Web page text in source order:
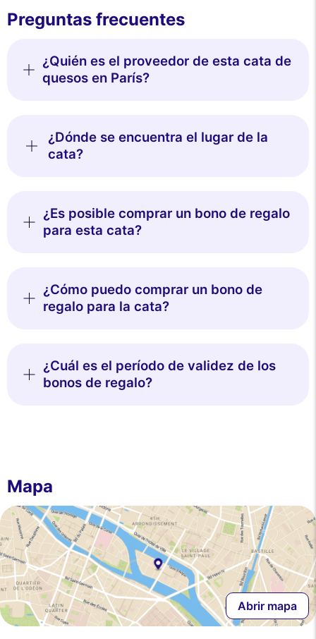
Preguntas frecuentes
¿Quién es el proveedor de esta cata de
quesos en París?
¿Dónde se encuentra el lugar de la
cata?
¿Es posible comprar un bono de regalo
para esta cata?
¿Cómo puedo comprar un bono de
regalo para la cata?
¿Cuál es el período de validez de los
bonos de regalo?
Mapa
Abrir mapa